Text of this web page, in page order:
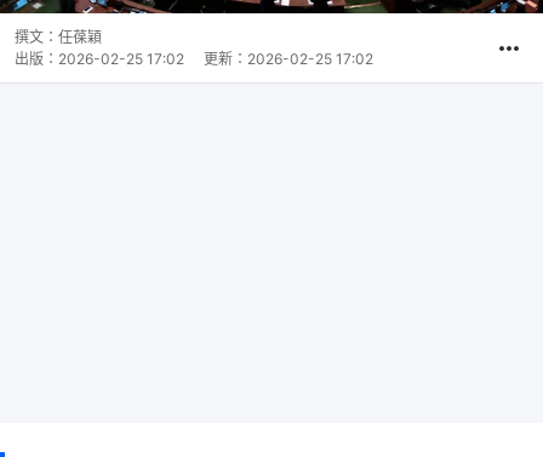
撰文： 任葆穎
出版： 2026-02-25 17:02 更新： 2026-02-25 17:02